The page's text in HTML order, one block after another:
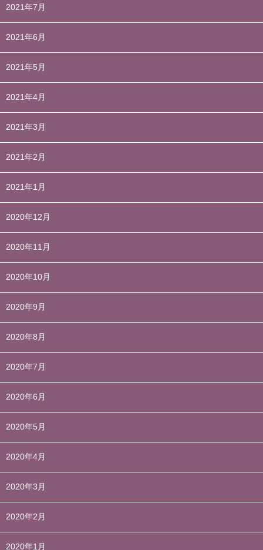
2021年7月
2021年6月
2021年5月
2021年4月
2021年3月
2021年2月
2021年1月
2020年12月
2020年11月
2020年10月
2020年9月
2020年8月
2020年7月
2020年6月
2020年5月
2020年4月
2020年3月
2020年2月
2020年1月